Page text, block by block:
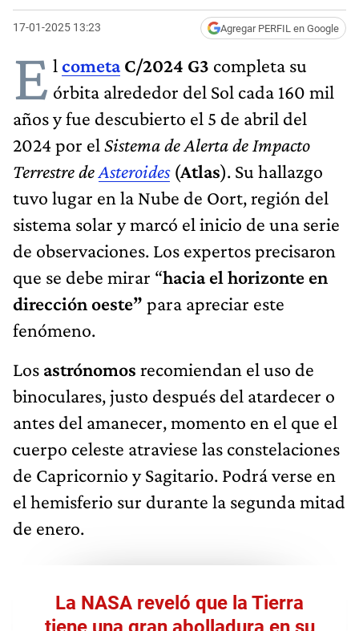
17-01-2025 13:23 Agregar PERFIL en Google
E l cometaC/2024 G3 completa su
órbita alrededor del Sol cada 160 mil
años y fue descubierto el 5 de abril del
2024 por el Sistema de Alerta de Impacto
Terrestre deAsteroides(Atlas). Su hallazgo
tuvo lugar en la Nube de Oort, región del
sistema solar y marcó el inicio de una serie
de observaciones. Los expertos precisaron
que se debe mirar “hacia el horizonte en
dirección oeste” para apreciar este
fenómeno.
Los astrónomos recomiendan el uso de
binoculares, justo después del atardecer o
antes del amanecer, momento en el que el
cuerpo celeste atraviese las constelaciones
de Capricornio y Sagitario. Podrá verse en
el hemisferio sur durante la segunda mitad
de enero.
La NASA reveló que la Tierra